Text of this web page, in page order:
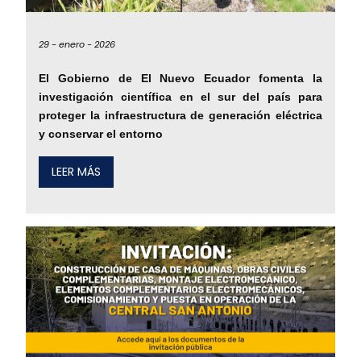
29 -enero -2026
El Gobierno de El Nuevo Ecuador fomenta la
investigación científica en el sur del país para
proteger la infraestructura de generación eléctrica
y conservar el entorno
LEER MÁS